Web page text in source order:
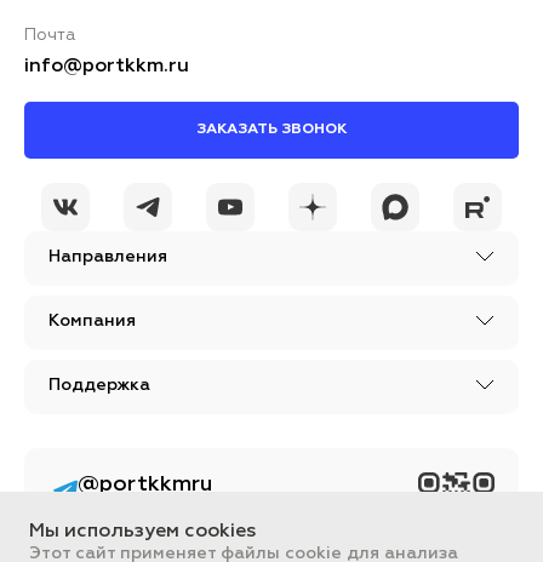
конфиденциальности
КОММЕНТАРИЙ
Направления
Компания
Поддержка
Почта
info@portkkm.ru
ЗАКАЗАТЬ ЗВОНОК
@portkkmru
контент PORT - бизнес
портал
Мы используем cookies
Этот сайт применяет файлы cookie для анализа